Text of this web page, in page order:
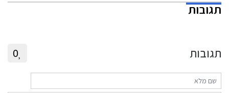
תגובות
תגובות 0